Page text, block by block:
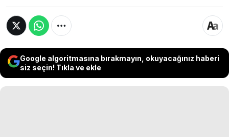
Google algoritmasına bırakmayın, okuyacağınız haberi
siz seçin! Tıkla ve ekle